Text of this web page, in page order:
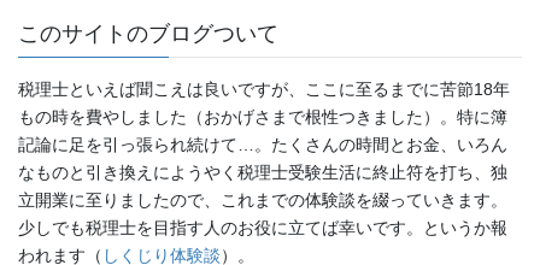
このサイトのブログついて
税理士といえば聞こえは良いですが、ここに至るまでに苦節18年
もの時を費やしました（おかげさまで根性つきました）。特に簿
記論に足を引っ張られ続けて…。たくさんの時間とお金、いろん
なものと引き換えにようやく税理士受験生活に終止符を打ち、独
立開業に至りましたので、これまでの体験談を綴っていきます。
少しでも税理士を目指す人のお役に立てば幸いです。というか報
われます（ しくじり体験談）。